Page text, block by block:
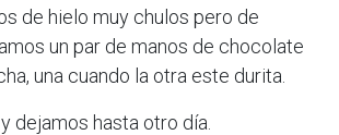
de hielo muy chulos pero de
un par de manos de chocolate
una cuando la otra este durita.
dejamos hasta otro día.